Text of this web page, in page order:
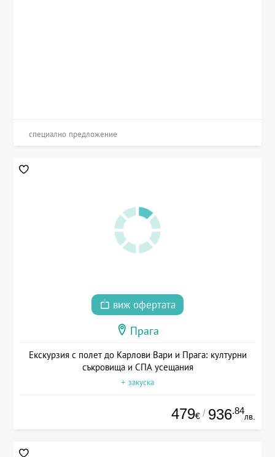
специално предложение
виж офертата
Прага
Екскурзия с полет до Карлови Вари и Прага: културни
съкровища и СПА усещания
+ закуска
479€ / 936.84
лв.